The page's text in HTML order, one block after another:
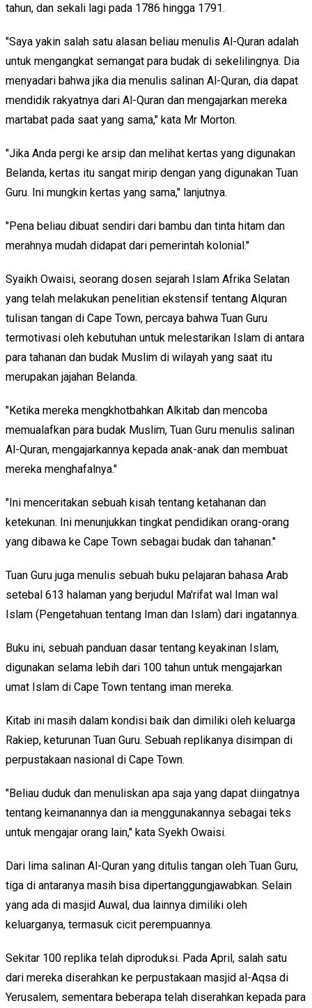
tahun, dan sekali lagi pada 1786 hingga 1791.
"Saya yakin salah satu alasan beliau menulis Al-Quran adalah
untuk mengangkat semangat para budak di sekelilingnya. Dia
menyadari bahwa jika dia menulis salinan Al-Quran, dia dapat
mendidik rakyatnya dari Al-Quran dan mengajarkan mereka
martabat pada saat yang sama," kata Mr Morton.
"Jika Anda pergi ke arsip dan melihat kertas yang digunakan
Belanda, kertas itu sangat mirip dengan yang digunakan Tuan
Guru. Ini mungkin kertas yang sama," lanjutnya.
"Pena beliau dibuat sendiri dari bambu dan tinta hitam dan
merahnya mudah didapat dari pemerintah kolonial."
Syaikh Owaisi, seorang dosen sejarah Islam Afrika Selatan
yang telah melakukan penelitian ekstensif tentang Alquran
tulisan tangan di Cape Town, percaya bahwa Tuan Guru
termotivasi oleh kebutuhan untuk melestarikan Islam di antara
para tahanan dan budak Muslim di wilayah yang saat itu
merupakan jajahan Belanda.
"Ketika mereka mengkhotbahkan Alkitab dan mencoba
memualafkan para budak Muslim, Tuan Guru menulis salinan
Al-Quran, mengajarkannya kepada anak-anak dan membuat
mereka menghafalnya."
"Ini menceritakan sebuah kisah tentang ketahanan dan
ketekunan. Ini menunjukkan tingkat pendidikan orang-orang
yang dibawa ke Cape Town sebagai budak dan tahanan."
Tuan Guru juga menulis sebuah buku pelajaran bahasa Arab
setebal 613 halaman yang berjudul Ma'rifat wal Iman wal
Islam (Pengetahuan tentang Iman dan Islam) dari ingatannya.
Buku ini, sebuah panduan dasar tentang keyakinan Islam,
digunakan selama lebih dari 100 tahun untuk mengajarkan
umat Islam di Cape Town tentang iman mereka.
Kitab ini masih dalam kondisi baik dan dimiliki oleh keluarga
Rakiep, keturunan Tuan Guru. Sebuah replikanya disimpan di
perpustakaan nasional di Cape Town.
"Beliau duduk dan menuliskan apa saja yang dapat diingatnya
tentang keimanannya dan ia menggunakannya sebagai teks
untuk mengajar orang lain," kata Syekh Owaisi.
Dari lima salinan Al-Quran yang ditulis tangan oleh Tuan Guru,
tiga di antaranya masih bisa dipertanggungjawabkan. Selain
yang ada di masjid Auwal, dua lainnya dimiliki oleh
keluarganya, termasuk cicit perempuannya.
Sekitar 100 replika telah diproduksi. Pada April, salah satu
dari mereka diserahkan ke perpustakaan masjid al-Aqsa di
Yerusalem, sementara beberapa telah diserahkan kepada para